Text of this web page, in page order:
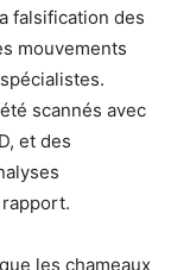
falsification des
mouvements
scannés avec
et des
les chameaux